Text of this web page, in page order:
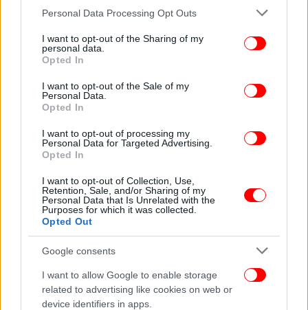
Please note that this website/app uses one or more Google
not limited to your visit or usage behaviour. You may click to
grant or deny consent to Google and its third-party tags to
use your data for below specified purposes in below Google
consent section.
Personal Data Processing Opt Outs
I want to opt-out of the Sharing of my
personal data.
Opted In
I want to opt-out of the Sale of my
Personal Data.
Opted In
I want to opt-out of processing my
Personal Data for Targeted Advertising.
Opted In
I want to opt-out of Collection, Use,
Retention, Sale, and/or Sharing of my
Personal Data that Is Unrelated with the
Purposes for which it was collected.
Opted Out
Google consents
I want to allow Google to enable storage
related to advertising like cookies on web or
device identifiers in apps.
Το ΚΚΕ συγκεντρώνει 6,4% και η Ελληνική Λύση
6,3%. Η Πλεύση Ελευθερίας εμφανίζεται στο 3,2%, η
Νίκη καταγράφει 1,7%, οι «Δημοκράτες» του
Στέφανου Κασσελάκη 0,9%, ενώ το «Άλλο» φτάνει
Ιδιαίτερη βαρύτητα δίνεται στο ποσοστό των
αναποφάσιστων, που ανέρχεται στο 17,3%, στοιχείο
το οποίο αφήνει ανοιχτή την τελική διαμόρφωση
του πολιτικού σκηνικού.
για τον ΣΥΡΙΖΑ και τη Νέα Αριστερά, που
εμφανίζονται ουσιαστικά ενταγμένοι στην
κατηγορία των «άλλων κομμάτων».